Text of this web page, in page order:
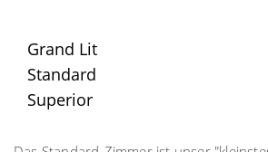
Grand Lit
Standard
Superior